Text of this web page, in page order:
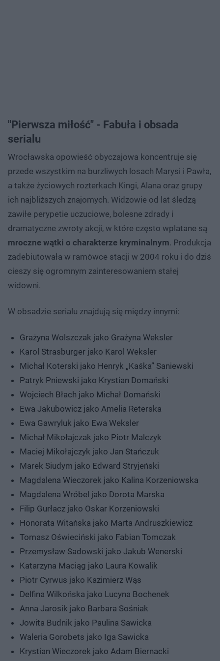
"Pierwsza miłość" - Fabuła i obsada
serialu
Wrocławska opowieść obyczajowa koncentruje się
przede wszystkim na burzliwych losach Marysi i Pawła,
a także życiowych rozterkach Kingi, Alana oraz grupy
ich najbliższych znajomych. Widzowie od lat śledzą
zawiłe perypetie uczuciowe, bolesne zdrady i
dramatyczne zwroty akcji, w które często wplatane są
mroczne wątki o charakterze kryminalnym. Produkcja
zadebiutowała w ramówce stacji w 2004 roku i do dziś
cieszy się ogromnym zainteresowaniem stałej
widowni.
W obsadzie serialu znajdują się między innymi:
Grażyna Wolszczak jako Grażyna Weksler
Karol Strasburger jako Karol Weksler
Michał Koterski jako Henryk „Kaśka” Saniewski
Patryk Pniewski jako Krystian Domański
Wojciech Błach jako Michał Domański
Ewa Jakubowicz jako Amelia Reterska
Ewa Gawryluk jako Ewa Weksler
Michał Mikołajczak jako Piotr Malczyk
Maciej Mikołajczyk jako Jan Stańczuk
Marek Siudym jako Edward Stryjeński
Magdalena Wieczorek jako Kalina Korzeniowska
Magdalena Wróbel jako Dorota Marska
Filip Gurłacz jako Oskar Korzeniowski
Honorata Witańska jako Marta Andruszkiewicz
Tomasz Oświeciński jako Fabian Tomczak
Przemysław Sadowski jako Jakub Wenerski
Katarzyna Maciąg jako Laura Kowalik
Piotr Cyrwus jako Kazimierz Wąs
Delfina Wilkońska jako Lucyna Bochenek
Anna Jarosik jako Barbara Sośniak
Jowita Budnik jako Paulina Sawicka
Waleria Gorobets jako Iga Sawicka
Krystian Wieczorek jako Adam Biernacki